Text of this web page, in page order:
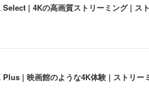
| 4Kの高画質ストリーミング | ス
| 映画館のような4K体験 | ストリー